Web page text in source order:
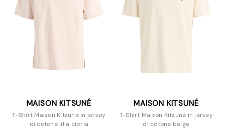
MAISON KITSUNÉ
T-Shirt Maison Kitsuné in jersey
di cotone lilla cipria
MAISON KITSUNÉ
T-Shirt Maison Kitsuné in jersey
di cotone beige